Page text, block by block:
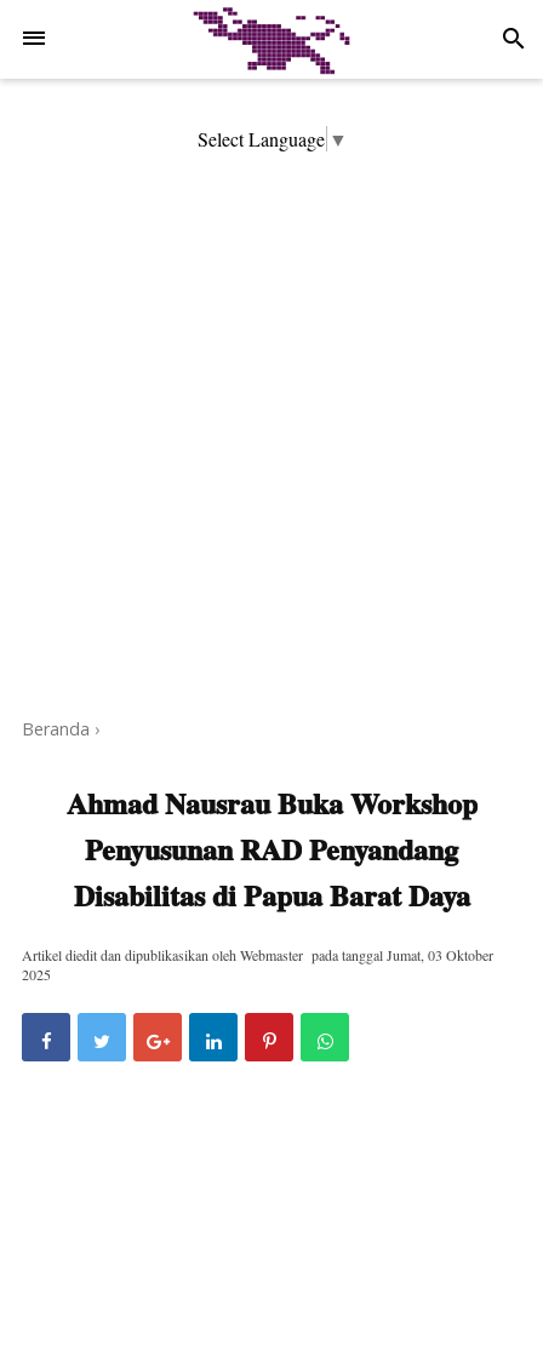
search
Select Language ▼
Beranda ›
Ahmad Nausrau Buka Workshop
Penyusunan RAD Penyandang
Disabilitas di Papua Barat Daya
Artikel diedit dan dipublikasikan oleh Webmaster pada tanggalJumat, 03 Oktober
2025